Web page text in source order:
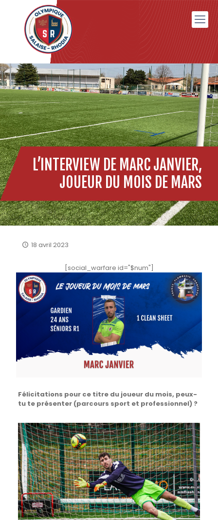
L’INTERVIEW DE MARC JANVIER,
JOUEUR DU MOIS DE MARS
18 avril 2023
[social_warfare id="$num"]
Félicitations pour ce titre du joueur du mois, peux-
tu te présenter (parcours sport et professionnel) ?